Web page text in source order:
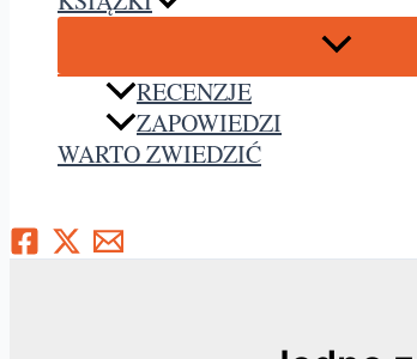
RECENZJE
ZAPOWIEDZI
WARTO ZWIEDZIĆ